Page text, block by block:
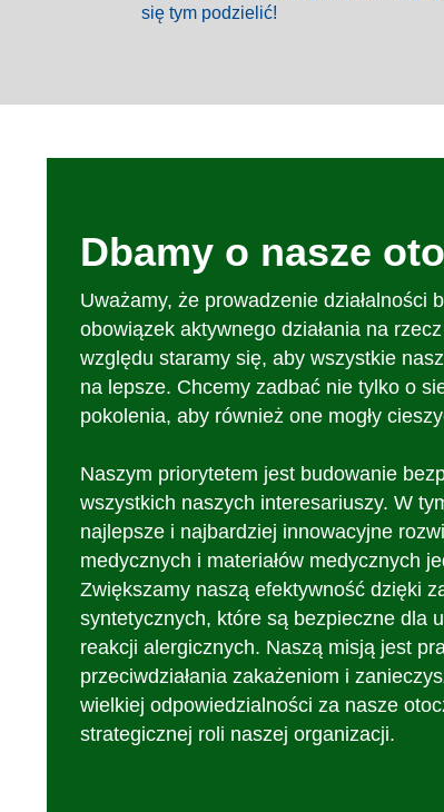
się tym podzielić!
Dbamy o nasze
Uważamy, że prowadzenie działalności
obowiązek aktywnego działania na
względu staramy się, aby wszystkie
na lepsze. Chcemy zadbać nie tylko o
pokolenia, aby również one mogły
Naszym priorytetem jest budowanie
wszystkich naszych interesariuszy. W
najlepsze i najbardziej innowacyjne
medycznych i materiałów medycznych
Zwiększamy naszą efektywność dzięki
syntetycznych, które są bezpieczne dla
reakcji alergicznych. Naszą misją jest
przeciwdziałania zakażeniom i
wielkiej odpowiedzialności za nasze
strategicznej roli naszej organizacji.